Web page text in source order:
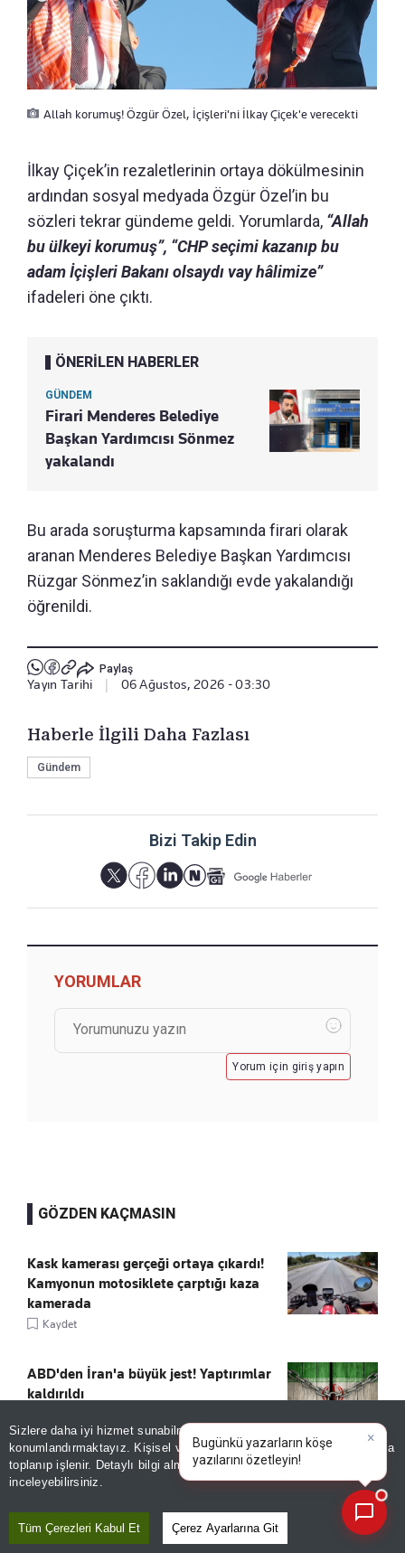
Sizlere daha iyi hizmet sunabilmek adına sitemizde
konumlandırmaktayız. Kişisel verileriniz, KVKK ve GDPR kapsamında
toplanıp işlenir. Detaylı bilgi almak içinAydınlatma Metnimizi
inceleyebilirsiniz.
Tüm Çerezleri Kabul Et Çerez Ayarlarına Git
Allah korumuş! Özgür Özel, İçişleri'ni İlkay Çiçek'e verecekti
İlkay Çiçek’in rezaletlerinin ortaya dökülmesinin
ardından sosyal medyada Özgür Özel’in bu
sözleri tekrar gündeme geldi. Yorumlarda, “Allah
bu ülkeyi korumuş”, “CHP seçimi kazanıp bu
adam İçişleri Bakanı olsaydı vay hâlimize”
ifadeleri öne çıktı.
ÖNERİLEN HABERLER
GÜNDEM
Firari Menderes Belediye
Başkan Yardımcısı Sönmez
yakalandı
Bu arada soruşturma kapsamında firari olarak
aranan Menderes Belediye Başkan Yardımcısı
Rüzgar Sönmez’in saklandığı evde yakalandığı
öğrenildi.
Paylaş
Yayın Tarihi 06 Ağustos, 2026 - 03:30
Haberle İlgili Daha Fazlası
Gündem
Bizi Takip Edin
YORUMLAR
Yorum için giriş yapın
GÖZDEN KAÇMASIN
Kask kamerası gerçeği ortaya çıkardı!
Kamyonun motosiklete çarptığı kaza
kamerada
Kaydet
ABD'den İran'a büyük jest! Yaptırımlar
kaldırıldı
Sturm Graz'dan Fenerbahçe itirafı:
"Mümkün değil"
Kaydet
Bugünkü yazarla